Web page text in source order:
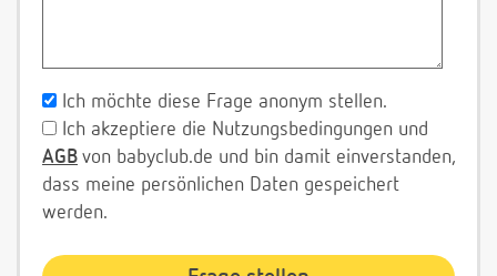
Ich möchte diese Frage anonym stellen.
Ich akzeptiere die Nutzungsbedingungen und
AGB von babyclub.de und bin damit einverstanden,
dass meine persönlichen Daten gespeichert
werden.